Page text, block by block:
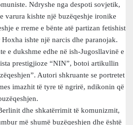
Ndryshe nga despoti sovjetik,
varura kishte një buzëqeshje ironike
e rreme e bënte atë partizan fetishist
ishte një narcis dhe paranojak.
e dukshme edhe në ish-Jugosllavinë e
prestigjioze “NIN”, botoi artikullin
Autori shkruante se portretet
imazhit të tyre të ngrirë, ndikonin që
dhe shkatërrimit të komunizmit,
më shumë buzëqeshjen dhe është